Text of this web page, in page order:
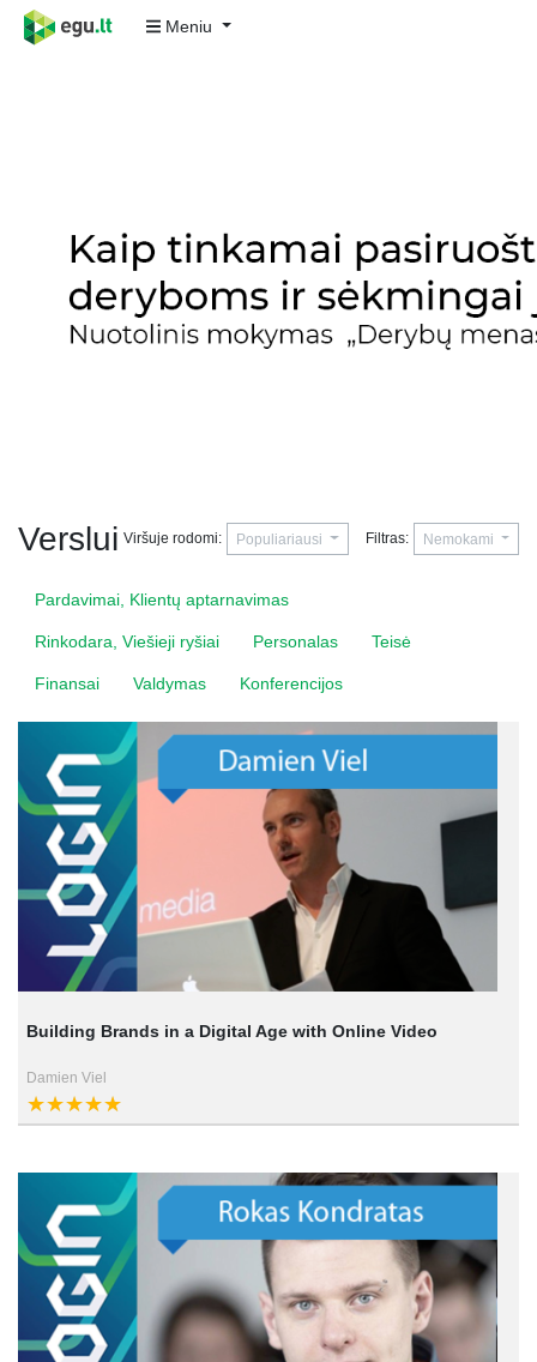
Meniu
Verslui Viršuje rodomi: Populiariausi Filtras: Nemokami
Pardavimai, Klientų aptarnavimas
Rinkodara, Viešieji ryšiai Personalas Teisė
Finansai Valdymas Konferencijos
Building Brands in a Digital Age with Online Video
Damien Viel